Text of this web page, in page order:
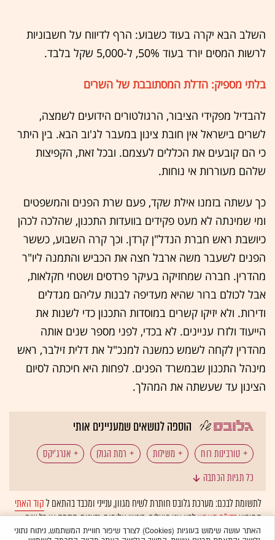
השלב הבא יקרה בעוד כשבוע: הרף לדיווח על חשבוניות
לרשות המסים יורד בעוד 50%, ל-5,000 שקל בלבד.
בלתי מספיק: הדלת המסתובבת של השרים
להבדיל מפקידי הציבור, הרגולטורים הידועים לשמצה,
לשרים בישראל אין חובת צינון במעבר לג'וב הבא. בין היתר
כי הם קובעים את הכללים לעצמם. ובכל זאת, הקפיצות
שלהם מעוררות אי נוחות.
כך עשתה בזמנו אילת שקד, פעם שרת הפנים והמשפטים
ומי שמינתה לא מעט פקידים בוועדות התכנון, שהלכה לכהן
כיושבת ראש חברת הנדל"ן קרדן. וכך קרה השבוע, כששר
הפנים לשעבר משה ארבל חצה את הכביש והתמנה ליו"ר
מהדרין. חברה שמחזיקה בעיקר פרדסים ושטחי חקלאות,
אבל לכולם ברור שהיא מעדיפה לבנות עליהם מגדלים
ודירות. ולא יזיקו קשרים במוסדות התכנון כדי לשנות את
הייעוד ולזרז עניינים. לא בכדי, לפני מספר שנים אותה
מהדרין לקחה לשמש כמשנה למנכ"ל את דלית זילבר, ראש
מינהל התכנון שבמשרד הפנים. לפחות היא חיכתה לסיום
הצינון עד שעשתה את המהלך.
הוספה לנושאים שמעניינים אותי
טורבינות רוח משילות רמת הגולן אנרג'יקס
כל תגיות הכתבה
לתשומת לבכם: מערכת גלובס חותרת לשיח מגוון, ענייני ומכבד בהתאם לקוד האתי
המופיעבדו"ח האמוןלפיו אנו פועלים. ביטויי אלימות, גזענות, הסתה או כל שיח
בלתי הולם אחר מסוננים בצורהאוטומטיתולא יפורסמו באתר.
האתר עושה שימוש בעוגיות (Cookies) לצורך שיפור חוויית המשתמש, ניתוח נתוני